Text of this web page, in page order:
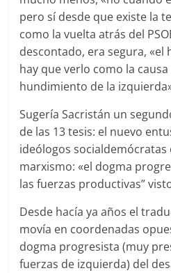
pero sí desde que existe la
como la vuelta atrás del
descontado, era segura, «el
hay que verlo como la
hundimiento de la
Sugería Sacristán un
de las 13 tesis: el nuevo
ideólogos
marxismo: «el dogma
las fuerzas productivas”
Desde hacía ya años el
movía en coordenadas
dogma progresista (muy
fuerzas de izquierda) del